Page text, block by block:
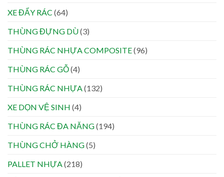
XE ĐẨY RÁC (64)
THÙNG ĐỰNG DÙ(3)
THÙNG RÁC NHỰA COMPOSITE(96)
THÙNG RÁC GỖ(4)
THÙNG RÁC NHỰA (132)
XE DỌN VỆ SINH (4)
THÙNG RÁC ĐA NĂNG(194)
THÙNG CHỞ HÀNG(5)
PALLET NHỰA (218)